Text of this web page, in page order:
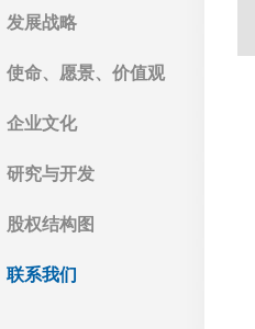
发展战略
使命、愿景、价值观
企业文化
研究与开发
股权结构图
联系我们